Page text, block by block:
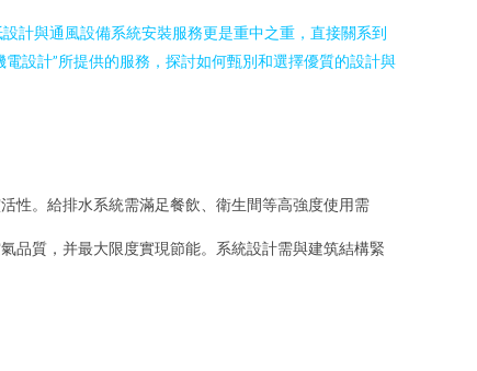
計與通風設備系統安裝服務更是重中之重，直接關系到
設計”所提供的服務，探討如何甄別和選擇優質的設計與
性。給排水系統需滿足餐飲、衛生間等高強度使用需
品質，并最大限度實現節能。系統設計需與建筑結構緊